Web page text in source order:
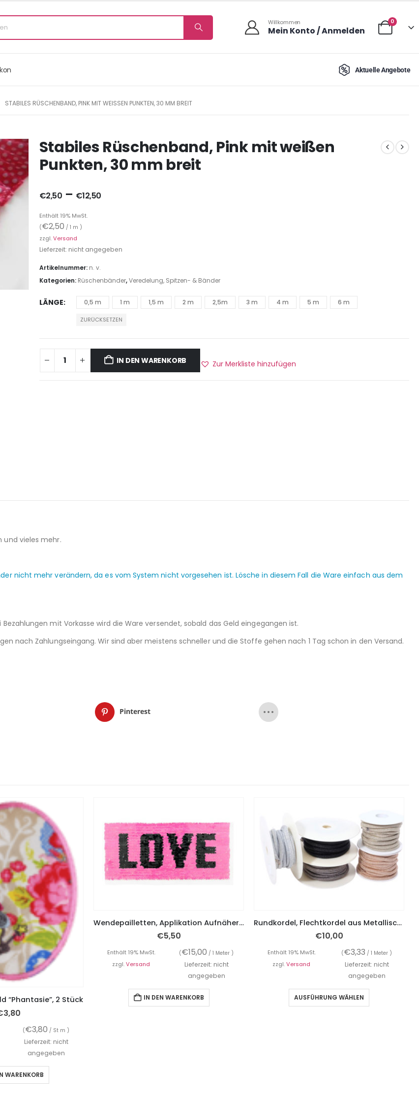
Willkommen
Mein Konto / Anmelden
0
Aktuelle Angebote
STABILES RÜSCHENBAND, PINK MIT WEISSEN PUNKTEN, 30 MM BREIT
Stabiles Rüschenband, Pink mit weißen
Punkten, 30 mm breit
€2,50 – €12,50
Enthält 19% MwSt.
(€2,50 / 1 m )
zzgl.Versand
Lieferzeit: nicht angegeben
Artikelnummer: n. v.
Kategorien: Rüschenbänder,Veredelung, Spitzen- & Bänder
LÄNGE 0,5 m 1 m 1,5 m 2 m 2,5m 3 m 4 m 5 m 6 m
ZURÜCKSETZEN
IN DEN WARENKORB Zur Merkliste hinzufügen
und vieles mehr.
nicht mehr verändern, da es vom System nicht vorgesehen ist. Lösche in diesem Fall die Ware einfach aus dem
mit Vorkasse wird die Ware versendet, sobald das Geld eingegangen ist.
nach Zahlungseingang. Wir sind aber meistens schneller und die Stoffe gehen nach 1 Tag schon in den Versand.
Pinterest
“Phantasie”, 2 Stück
3,80
(€3,80 / St m )
Lieferzeit: nicht
angegeben
WARENKORB
Wendepailletten, Applikation Aufnäher LOVE
€5,50
Enthält 19% MwSt. (€15,00 / 1 Meter )
zzgl.Versand
Lieferzeit: nicht
angegeben
IN DEN WARENKORB
Rundkordel, Flechtkordel aus Metallischen Garnen mit Lurex – 3 Meter
€10,00
Enthält 19% MwSt. (€3,33 / 1 Meter )
zzgl.Versand
Lieferzeit: nicht
angegeben
AUSFÜHRUNG WÄHLEN